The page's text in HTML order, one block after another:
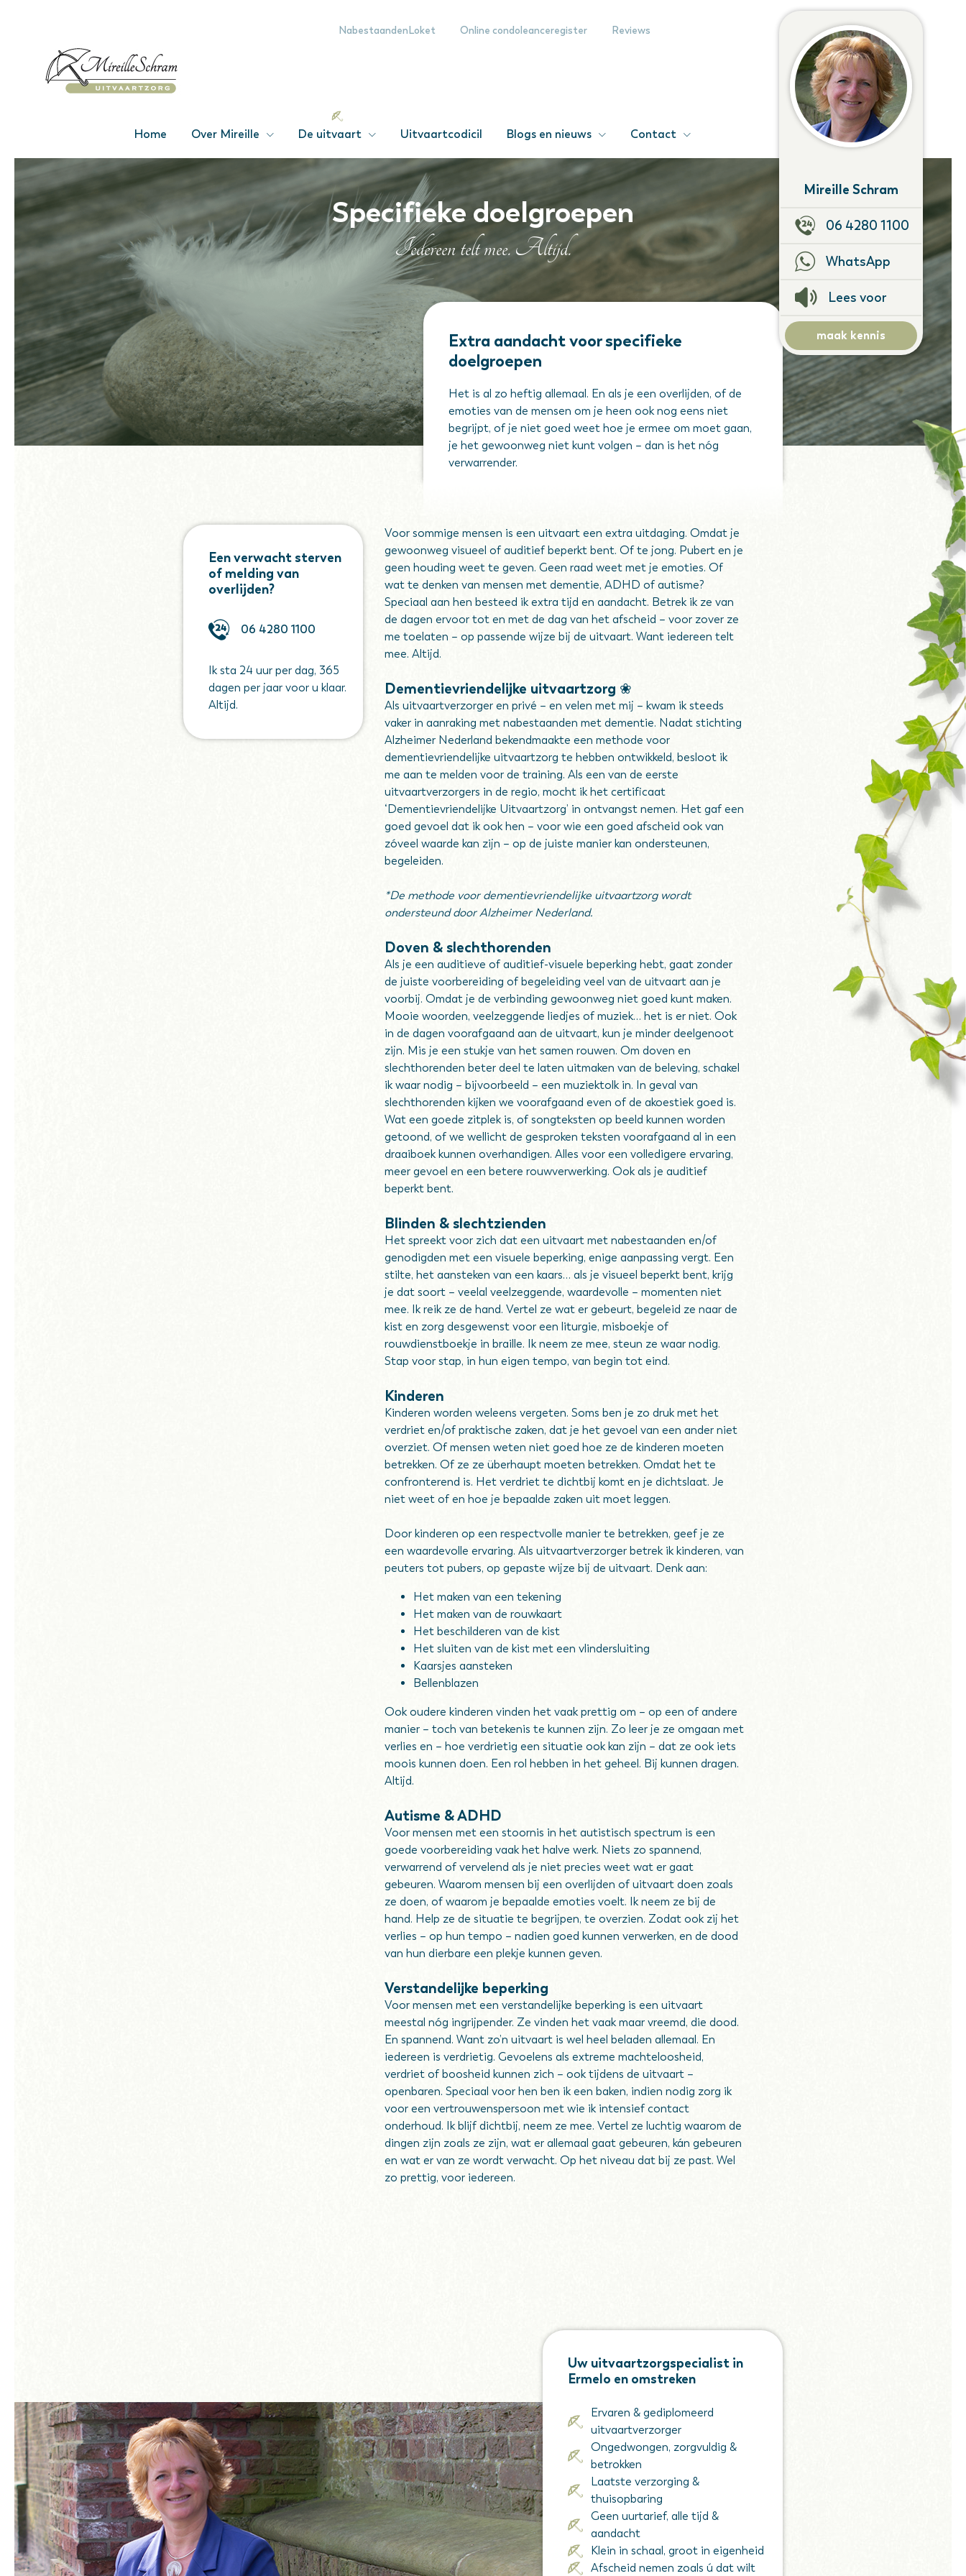
NabestaandenLoket Online condoleanceregister Reviews
Mireille Schram
06 4280 1100
WhatsApp
Lees voor
maak kennis
Home Over Mireille De uitvaart Uitvaartcodicil Blogs en nieuws Contact
Specifieke doelgroepen
Iedereen telt mee. Altijd.
Extra aandacht voor specifieke
doelgroepen
Het is al zo heftig allemaal. En als je een overlijden, of de
emoties van de mensen om je heen ook nog eens niet
begrijpt, of je niet goed weet hoe je ermee om moet gaan,
je het gewoonweg niet kunt volgen – dan is het nóg
verwarrender.
Een verwacht sterven
of melding van
overlijden?
06 4280 1100
Ik sta 24 uur per dag, 365
dagen per jaar voor u klaar.
Altijd.
Voor sommige mensen is een uitvaart een extra uitdaging. Omdat je
gewoonweg visueel of auditief beperkt bent. Of te jong. Pubert en je
geen houding weet te geven. Geen raad weet met je emoties. Of
wat te denken van mensen met dementie, ADHD of autisme?
Speciaal aan hen besteed ik extra tijd en aandacht. Betrek ik ze van
de dagen ervoor tot en met de dag van het afscheid – voor zover ze
me toelaten – op passende wijze bij de uitvaart. Want iedereen telt
mee. Altijd.
Dementievriendelijke uitvaartzorg ❀
Als uitvaartverzorger en privé – en velen met mij – kwam ik steeds
vaker in aanraking met nabestaanden met dementie. Nadat stichting
Alzheimer Nederland bekendmaakte een methode voor
dementievriendelijke uitvaartzorg te hebben ontwikkeld, besloot ik
me aan te melden voor de training. Als een van de eerste
uitvaartverzorgers in de regio, mocht ik het certificaat
‘Dementievriendelijke Uitvaartzorg’ in ontvangst nemen. Het gaf een
goed gevoel dat ik ook hen – voor wie een goed afscheid ook van
zóveel waarde kan zijn – op de juiste manier kan ondersteunen,
begeleiden.
*De methode voor dementievriendelijke uitvaartzorg wordt
ondersteund door Alzheimer Nederland.
Doven & slechthorenden
Als je een auditieve of auditief-visuele beperking hebt, gaat zonder
de juiste voorbereiding of begeleiding veel van de uitvaart aan je
voorbij. Omdat je de verbinding gewoonweg niet goed kunt maken.
Mooie woorden, veelzeggende liedjes of muziek… het is er niet. Ook
in de dagen voorafgaand aan de uitvaart, kun je minder deelgenoot
zijn. Mis je een stukje van het samen rouwen. Om doven en
slechthorenden beter deel te laten uitmaken van de beleving, schakel
ik waar nodig – bijvoorbeeld – een muziektolk in. In geval van
slechthorenden kijken we voorafgaand even of de akoestiek goed is.
Wat een goede zitplek is, of songteksten op beeld kunnen worden
getoond, of we wellicht de gesproken teksten voorafgaand al in een
draaiboek kunnen overhandigen. Alles voor een volledigere ervaring,
meer gevoel en een betere rouwverwerking. Ook als je auditief
beperkt bent.
Blinden & slechtzienden
Het spreekt voor zich dat een uitvaart met nabestaanden en/of
genodigden met een visuele beperking, enige aanpassing vergt. Een
stilte, het aansteken van een kaars… als je visueel beperkt bent, krijg
je dat soort – veelal veelzeggende, waardevolle – momenten niet
mee. Ik reik ze de hand. Vertel ze wat er gebeurt, begeleid ze naar de
kist en zorg desgewenst voor een liturgie, misboekje of
rouwdienstboekje in braille. Ik neem ze mee, steun ze waar nodig.
Stap voor stap, in hun eigen tempo, van begin tot eind.
Kinderen
Kinderen worden weleens vergeten. Soms ben je zo druk met het
verdriet en/of praktische zaken, dat je het gevoel van een ander niet
overziet. Of mensen weten niet goed hoe ze de kinderen moeten
betrekken. Of ze ze überhaupt moeten betrekken. Omdat het te
confronterend is. Het verdriet te dichtbij komt en je dichtslaat. Je
niet weet of en hoe je bepaalde zaken uit moet leggen.
Door kinderen op een respectvolle manier te betrekken, geef je ze
een waardevolle ervaring. Als uitvaartverzorger betrek ik kinderen, van
peuters tot pubers, op gepaste wijze bij de uitvaart. Denk aan:
Het maken van een tekening
Het maken van de rouwkaart
Het beschilderen van de kist
Het sluiten van de kist met een vlindersluiting
Kaarsjes aansteken
Bellenblazen
Ook oudere kinderen vinden het vaak prettig om – op een of andere
manier – toch van betekenis te kunnen zijn. Zo leer je ze omgaan met
verlies en – hoe verdrietig een situatie ook kan zijn – dat ze ook iets
moois kunnen doen. Een rol hebben in het geheel. Bij kunnen dragen.
Altijd.
Autisme & ADHD
Voor mensen met een stoornis in het autistisch spectrum is een
goede voorbereiding vaak het halve werk. Niets zo spannend,
verwarrend of vervelend als je niet precies weet wat er gaat
gebeuren. Waarom mensen bij een overlijden of uitvaart doen zoals
ze doen, of waarom je bepaalde emoties voelt. Ik neem ze bij de
hand. Help ze de situatie te begrijpen, te overzien. Zodat ook zij het
verlies – op hun tempo – nadien goed kunnen verwerken, en de dood
van hun dierbare een plekje kunnen geven.
Verstandelijke beperking
Voor mensen met een verstandelijke beperking is een uitvaart
meestal nóg ingrijpender. Ze vinden het vaak maar vreemd, die dood.
En spannend. Want zo’n uitvaart is wel heel beladen allemaal. En
iedereen is verdrietig. Gevoelens als extreme machteloosheid,
verdriet of boosheid kunnen zich – ook tijdens de uitvaart –
openbaren. Speciaal voor hen ben ik een baken, indien nodig zorg ik
voor een vertrouwenspersoon met wie ik intensief contact
onderhoud. Ik blijf dichtbij, neem ze mee. Vertel ze luchtig waarom de
dingen zijn zoals ze zijn, wat er allemaal gaat gebeuren, kán gebeuren
en wat er van ze wordt verwacht. Op het niveau dat bij ze past. Wel
zo prettig, voor iedereen.
Uw uitvaartzorgspecialist in
Ermelo en omstreken
Ervaren & gediplomeerd
uitvaartverzorger
Ongedwongen, zorgvuldig &
betrokken
Laatste verzorging &
thuisopbaring
Geen uurtarief, alle tijd &
aandacht
Klein in schaal, groot in eigenheid
Afscheid nemen zoals ú dat wilt